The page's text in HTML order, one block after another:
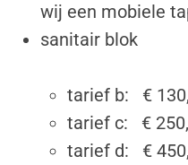
wij een mobiele
sanitair blok
tarief b: €
tarief c: €
tarief d: €